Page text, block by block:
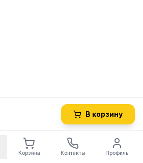
В корзину
Корзина Контакты Профиль